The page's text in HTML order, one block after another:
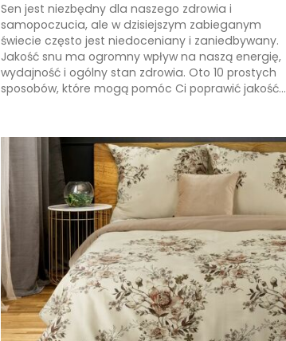
Sen jest niezbędny dla naszego zdrowia i
samopoczucia, ale w dzisiejszym zabieganym
świecie często jest niedoceniany i zaniedbywany.
Jakość snu ma ogromny wpływ na naszą energię,
wydajność i ogólny stan zdrowia. Oto 10 prostych
sposobów, które mogą pomóc Ci poprawić jakość...